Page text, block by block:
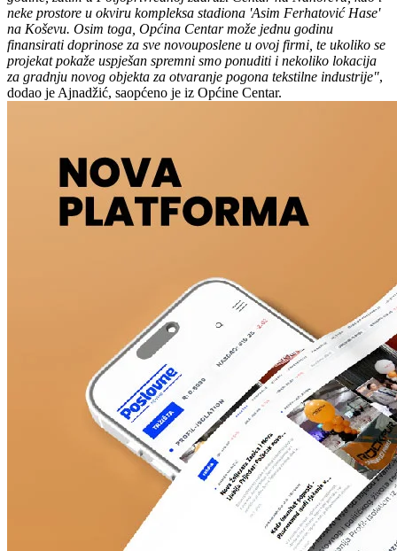
neke prostore u okviru kompleksa stadiona 'Asim Ferhatović Hase'
na Koševu. Osim toga, Općina Centar može jednu godinu
finansirati doprinose za sve novouposlene u ovoj firmi, te ukoliko se
projekat pokaže uspješan spremni smo ponuditi i nekoliko lokacija
za gradnju novog objekta za otvaranje pogona tekstilne industrije",
dodao je Ajnadžić, saopćeno je iz Općine Centar.